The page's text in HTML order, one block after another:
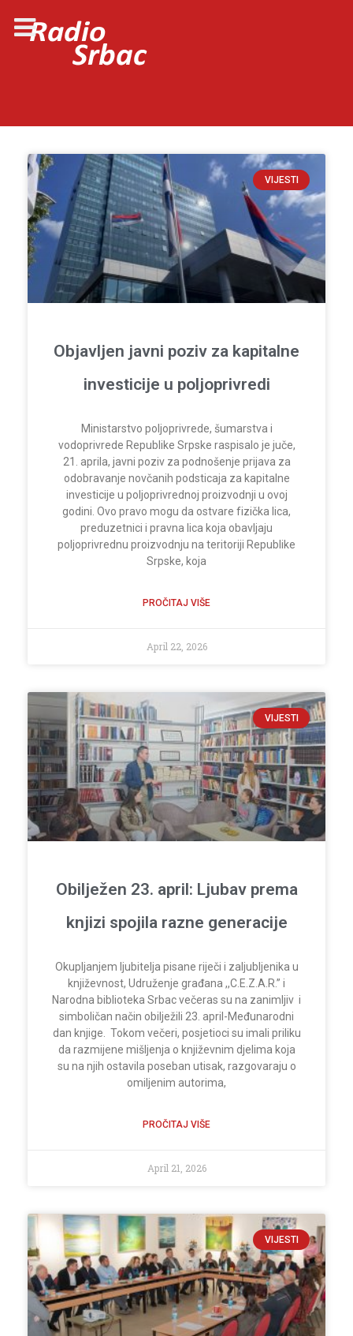
VIJESTI
Objavljen javni poziv za kapitalne
investicije u poljoprivredi
Ministarstvo poljoprivrede, šumarstva i
vodoprivrede Republike Srpske raspisalo je juče,
21. aprila, javni poziv za podnošenje prijava za
odobravanje novčanih podsticaja za kapitalne
investicije u poljoprivrednoj proizvodnji u ovoj
godini. Ovo pravo mogu da ostvare fizička lica,
preduzetnici i pravna lica koja obavljaju
poljoprivrednu proizvodnju na teritoriji Republike
Srpske, koja
PROČITAJ VIŠE
April 22, 2026
VIJESTI
Obilježen 23. april: Ljubav prema
knjizi spojila razne generacije
Okupljanjem ljubitelja pisane riječi i zaljubljenika u
književnost, Udruženje građana ,,C.E.Z.A.R.” i
Narodna biblioteka Srbac večeras su na zanimljiv i
simboličan način obilježili 23. april-Međunarodni
dan knjige. Tokom večeri, posjetioci su imali priliku
da razmijene mišljenja o književnim djelima koja
su na njih ostavila poseban utisak, razgovaraju o
omiljenim autorima,
PROČITAJ VIŠE
April 21, 2026
VIJESTI